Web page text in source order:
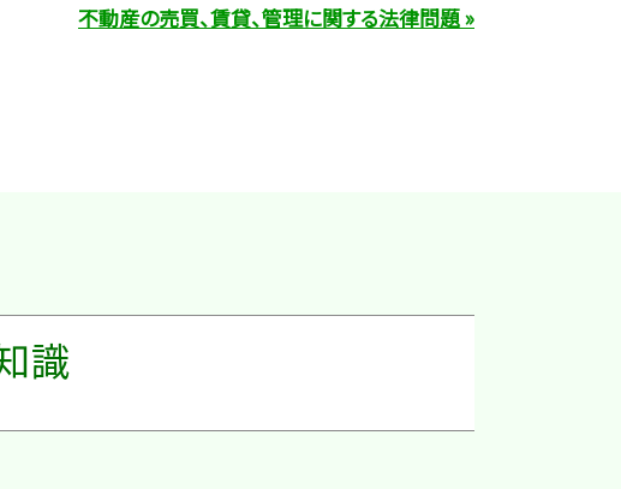
不動産の売買、賃貸、管理に関する法律問題 »
識